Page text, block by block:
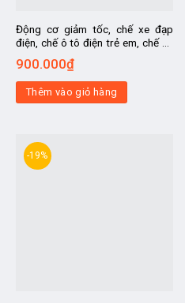
Động cơ giảm tốc, chế xe đạp
điện, chế ô tô điện trẻ em, chế xe
đẩy hàng, chế xe chở hàng, chế xe
bán hàng rong
900.000₫
Thêm vào giỏ hàng
-19%